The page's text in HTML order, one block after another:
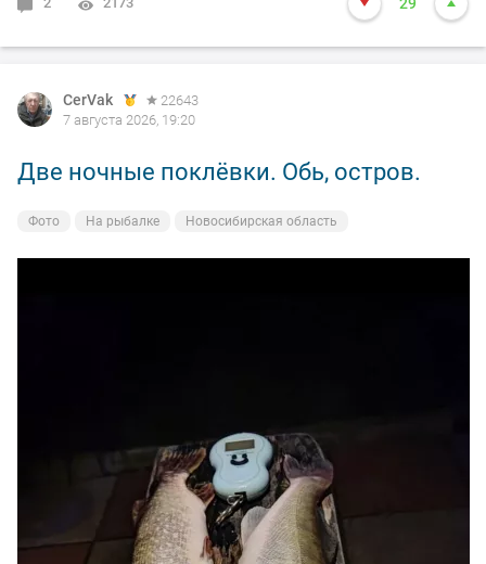
CerVak
22643
7 августа 2026, 19:20
Две ночные поклёвки. Обь, остров.
Фото На рыбалке Новосибирская область